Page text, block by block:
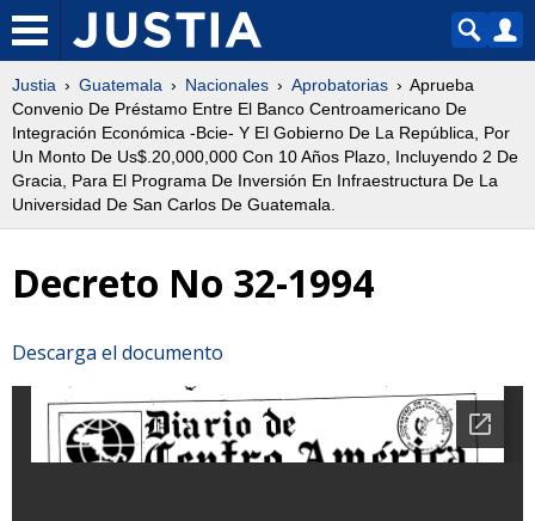
Justia Guatemala Nacionales Aprobatorias
Aprueba
Convenio De Préstamo Entre El Banco Centroamericano De
Integración Económica -Bcie- Y El Gobierno De La República, Por
Un Monto De Us$.20,000,000 Con 10 Años Plazo, Incluyendo 2 De
Gracia, Para El Programa De Inversión En Infraestructura De La
Universidad De San Carlos De Guatemala.
Decreto No 32-1994
Descarga el documento